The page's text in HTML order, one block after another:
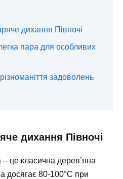
дихання Півночі
пара для особливих
задоволень
дихання Півночі
це класична дерев’яна
досягає 80-100°C при